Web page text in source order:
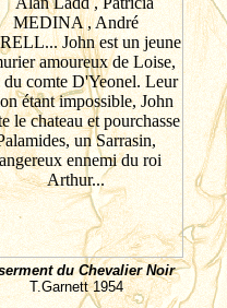
du Chevalier Noir
T.Garnett1954